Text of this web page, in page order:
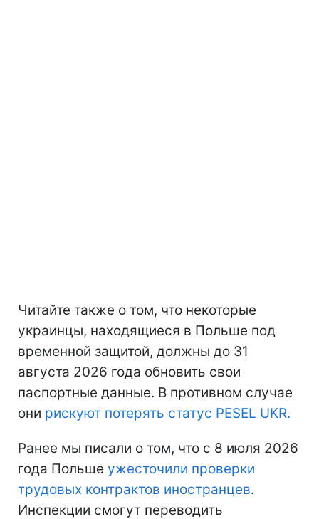
Читайте также о том, что некоторые
украинцы, находящиеся в Польше под
временной защитой, должны до 31
августа 2026 года обновить свои
паспортные данные. В противном случае
они рискуют потерять статус PESEL UKR.
Ранее мы писали о том, что с 8 июля 2026
года Польше ужесточили проверки
трудовых контрактов иностранцев.
Инспекции смогут переводить